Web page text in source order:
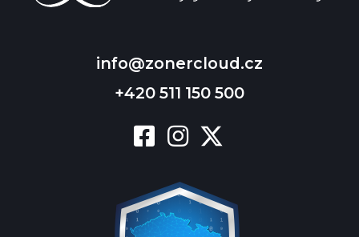
info@zonercloud.cz
+420 511 150 500